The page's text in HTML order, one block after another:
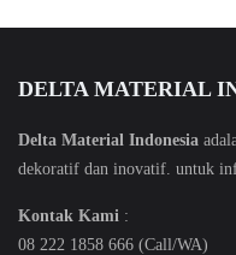
DELTA MATERIAL
Delta Material Indonesia
dekoratif dan inovatif. untuk
Kontak Kami :
08 222 1858 666 (Call/WA)